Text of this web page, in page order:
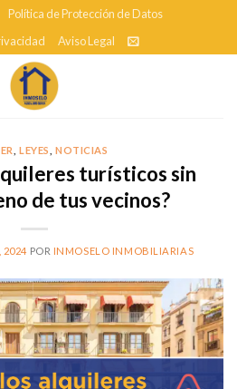
Política de Protección de Datos
Aviso Legal
,LEYES ,NOTICIAS
turísticos sin
de tus vecinos?
2024 POR INMOSELO INMOBILIARIAS